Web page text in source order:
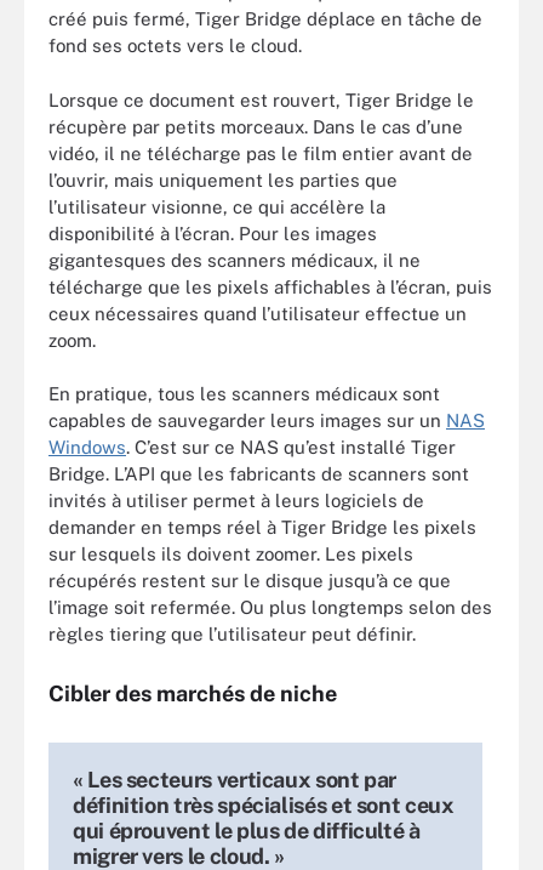
créé puis fermé, Tiger Bridge déplace en tâche de
fond ses octets vers le cloud.
Lorsque ce document est rouvert, Tiger Bridge le
récupère par petits morceaux. Dans le cas d’une
vidéo, il ne télécharge pas le film entier avant de
l’ouvrir, mais uniquement les parties que
l’utilisateur visionne, ce qui accélère la
disponibilité à l’écran. Pour les images
gigantesques des scanners médicaux, il ne
télécharge que les pixels affichables à l’écran, puis
ceux nécessaires quand l’utilisateur effectue un
zoom.
En pratique, tous les scanners médicaux sont
capables de sauvegarder leurs images sur un NAS
Windows. C’est sur ce NAS qu’est installé Tiger
Bridge. L’API que les fabricants de scanners sont
invités à utiliser permet à leurs logiciels de
demander en temps réel à Tiger Bridge les pixels
sur lesquels ils doivent zoomer. Les pixels
récupérés restent sur le disque jusqu’à ce que
l’image soit refermée. Ou plus longtemps selon des
règles tiering que l’utilisateur peut définir.
Cibler des marchés de niche
« Les secteurs verticaux sont par
définition très spécialisés et sont ceux
qui éprouvent le plus de difficulté à
migrer vers le cloud. »